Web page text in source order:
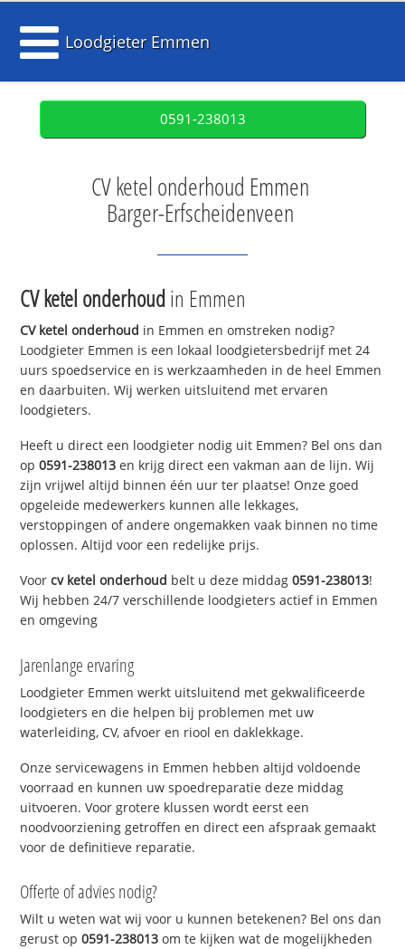
Loodgieter Emmen
0591-238013
CV ketel onderhoud Emmen
Barger-Erfscheidenveen
CV ketel onderhoudin Emmen
CV ketel onderhoud in Emmen en omstreken nodig?
Loodgieter Emmen is een lokaal loodgietersbedrijf met 24
uurs spoedservice en is werkzaamheden in de heel Emmen
en daarbuiten. Wij werken uitsluitend met ervaren
loodgieters.
Heeft u direct een loodgieter nodig uit Emmen? Bel ons dan
op0591-238013 en krijg direct een vakman aan de lijn. Wij
zijn vrijwel altijd binnen één uur ter plaatse! Onze goed
opgeleide medewerkers kunnen alle lekkages,
verstoppingen of andere ongemakken vaak binnen no time
oplossen. Altijd voor een redelijke prijs.
Voorcv ketel onderhoud belt u deze middag0591-238013!
Wij hebben 24/7 verschillende loodgieters actief in Emmen
en omgeving
Jarenlange ervaring
Loodgieter Emmen werkt uitsluitend met gekwalificeerde
loodgieters en die helpen bij problemen met uw
waterleiding, CV, afvoer en riool en daklekkage.
Onze servicewagens in Emmen hebben altijd voldoende
voorraad en kunnen uw spoedreparatie deze middag
uitvoeren. Voor grotere klussen wordt eerst een
noodvoorziening getroffen en direct een afspraak gemaakt
voor de definitieve reparatie.
Offerte of advies nodig?
Wilt u weten wat wij voor u kunnen betekenen? Bel ons dan
gerust op0591-238013 om te kijken wat de mogelijkheden